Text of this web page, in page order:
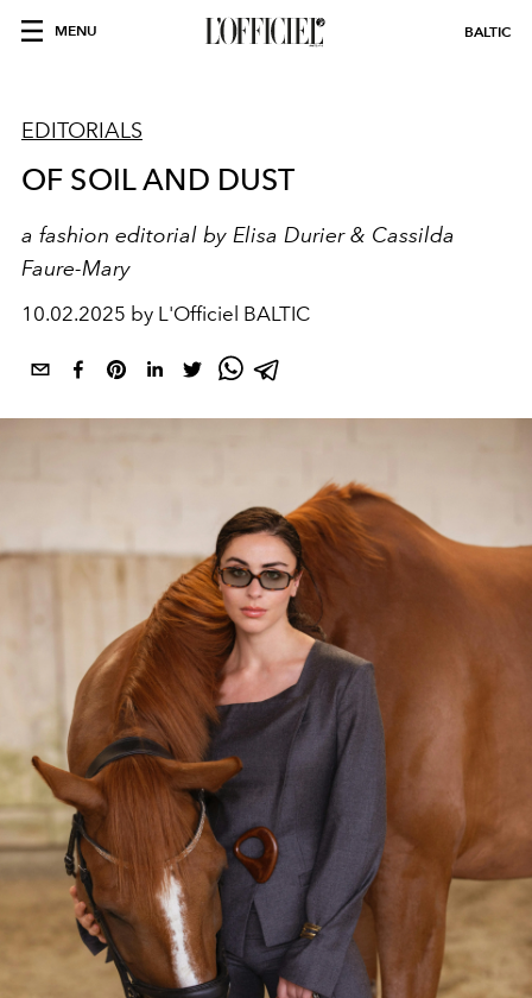
MENU BALTIC
EDITORIALS
OF SOIL AND DUST
a fashion editorial by Elisa Durier & Cassilda
Faure-Mary
10.02.2025 by L'Officiel BALTIC